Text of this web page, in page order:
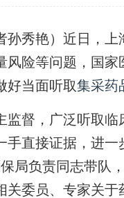
秀艳）近日，上
风险等问题，国
好当面听取集采药
督，广泛听取临
手直接证据，进
局负责同志带队
关委员、专家关